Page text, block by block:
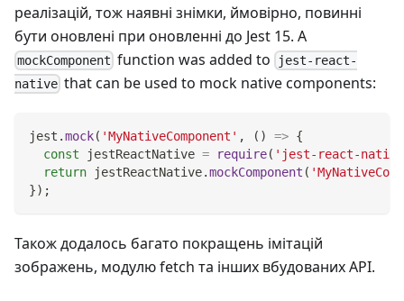
реалізацій, тож наявні знімки, ймовірно, повинні
бути оновлені при оновленні до Jest 15. A
mockComponent function was added to jest-react-
native that can be used to mock native components:
jest .mock( 'MyNativeComponent' , ( ) => {
const jestReactNative = require( 'jest-react-
return jestReactNative.mockComponent (
}) ;
Також додалось багато покращень імітацій
зображень, модулю fetch та інших вбудованих API.